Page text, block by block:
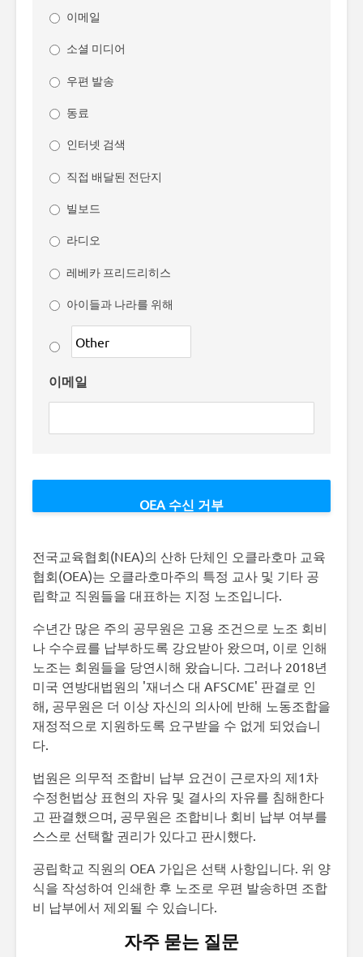
이메일
소셜 미디어
우편 발송
동료
인터넷 검색
직접 배달된 전단지
빌보드
라디오
레베카 프리드리히스
아이들과 나라를 위해
이메일
전국교육협회(NEA)의 산하 단체인 오클라호마 교육
협회(OEA)는 오클라호마주의 특정 교사 및 기타 공
립학교 직원들을 대표하는 지정 노조입니다.
수년간 많은 주의 공무원은 고용 조건으로 노조 회비
나 수수료를 납부하도록 강요받아 왔으며, 이로 인해
노조는 회원들을 당연시해 왔습니다. 그러나 2018년
미국 연방대법원의 '재너스 대 AFSCME' 판결로 인
해, 공무원은 더 이상 자신의 의사에 반해 노동조합을
재정적으로 지원하도록 요구받을 수 없게 되었습니
다.
법원은 의무적 조합비 납부 요건이 근로자의 제1차
수정헌법상 표현의 자유 및 결사의 자유를 침해한다
고 판결했으며, 공무원은 조합비나 회비 납부 여부를
스스로 선택할 권리가 있다고 판시했다.
공립학교 직원의 OEA 가입은 선택 사항입니다. 위 양
식을 작성하여 인쇄한 후 노조로 우편 발송하면 조합
비 납부에서 제외될 수 있습니다.
자주 묻는 질문